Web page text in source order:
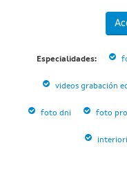
Especialidades:
videos grabación
foto dni foto